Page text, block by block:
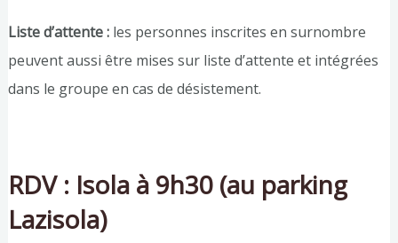
Liste d’attente :les personnes inscrites en surnombre
peuvent aussi être mises sur liste d’attente et intégrées
dans le groupe en cas de désistement.
RDV : Isola à 9h30 (au parking
Lazisola)